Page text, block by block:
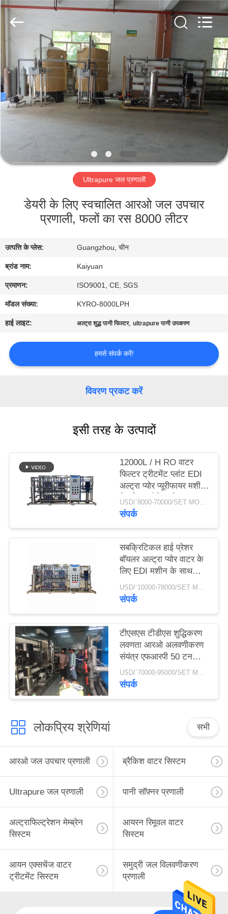
घर
उत्पादों
हमारे
में
भ्रमण
नियंत्रण
संपर्क
करें
उद्धरण
का
NEWS
साइटमैप
POLICY
Kai
Yuan
Water
Treatment
Equipment
Ltd..
Ultrapure जल प्रणाली
डेयरी के लिए स्वचालित आरओ जल उपचार
प्रणाली, फलों का रस 8000 लीटर
उत्पत्ति के प्लेस: Guangzhou, चीन
ब्रांड नाम: Kaiyuan
प्रमाणन: ISO9001, CE, SGS
मॉडल संख्या: KYRO-8000LPH
हाई लाइट: अल्ट्रा शुद्ध पानी फिल्टर,ultrapure पानी उपकरण
हमसे संपर्क करें!
विवरण प्रकट करें
इसी तरह के उत्पादों
12000L / H RO वाटर
फिल्टर ट्रीटमेंट प्लांट EDI
अल्ट्रा प्योर प्यूरीफायर मशीन
रिवर्स ऑस्मोसिस सिस्टम
USD/`8000-70000/SET MOQ:1 सेट
संपर्क
सबक्रिटिकल हाई प्रेशर
बॉयलर अल्ट्रा प्योर वाटर के
लिए EDI मशीन के साथ
240m3 / D RO
Ultrapure वाटर सिस्टम
USD/`10000-78000/SET MOQ:1 सेट
संपर्क
टीएसएस टीडीएस शुद्धिकरण
लवणता आरओ अलवणीकरण
संयंत्र एफआरपी 50 टन
प्रति घंटा स्वच्छ पेयजल के
लिए
USD/`70000-95000/SET MOQ:1 सेट
संपर्क
लोकप्रिय श्रेणियां सभी
आरओ जल उपचार प्रणाली ब्रैकिश वाटर सिस्टम
Ultrapure जल प्रणाली पानी सॉफ़्नर प्रणाली
अल्ट्राफिल्ट्रेशन मेम्ब्रेन
सिस्टम
आयरन रिमूवल वाटर
सिस्टम
आयन एक्सचेंज वाटर
ट्रीटमेंट सिस्टम
समुद्री जल विलवणीकरण
प्रणाली